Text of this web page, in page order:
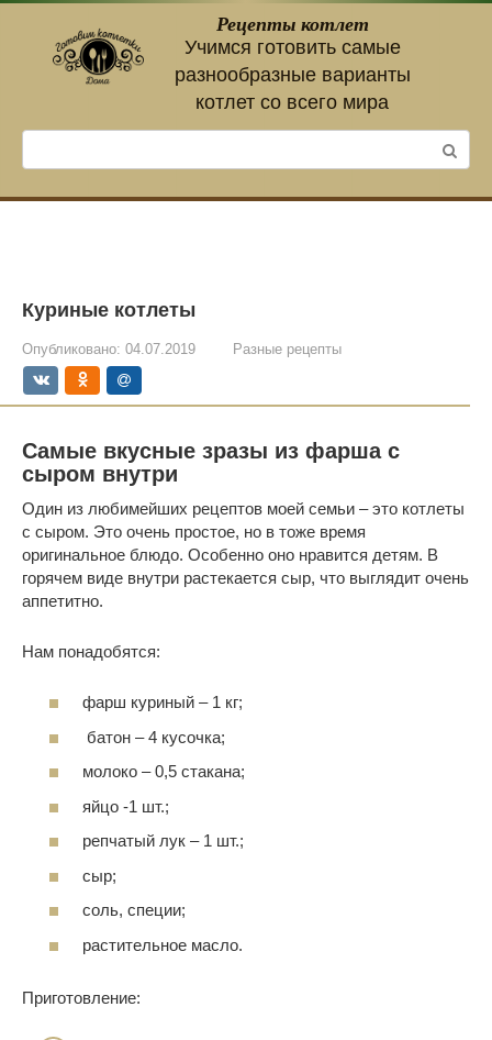
контенту
Рецепты котлет
Учимся готовить самые
разнообразные варианты
котлет со всего мира
Куриные котлеты
Опубликовано: 04.07.2019 Разные рецепты
Самые вкусные зразы из фарша с
сыром внутри
Один из любимейших рецептов моей семьи – это котлеты
с сыром. Это очень простое, но в тоже время
оригинальное блюдо. Особенно оно нравится детям. В
горячем виде внутри растекается сыр, что выглядит очень
аппетитно.
Нам понадобятся:
фарш куриный – 1 кг;
батон – 4 кусочка;
молоко – 0,5 стакана;
яйцо -1 шт.;
репчатый лук – 1 шт.;
сыр;
соль, специи;
растительное масло.
Приготовление: